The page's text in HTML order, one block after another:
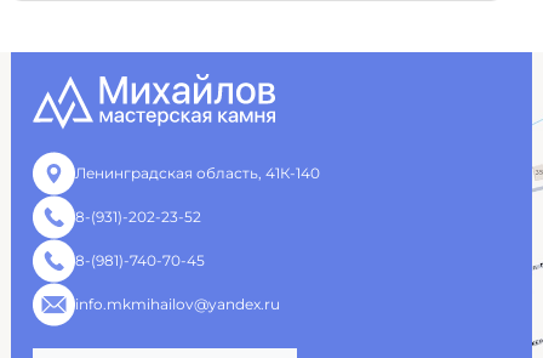
Ленинградская область, 41К-140
8-(931)-202-23-52
8-(981)-740-70-45
info.mkmihailov@yandex.ru